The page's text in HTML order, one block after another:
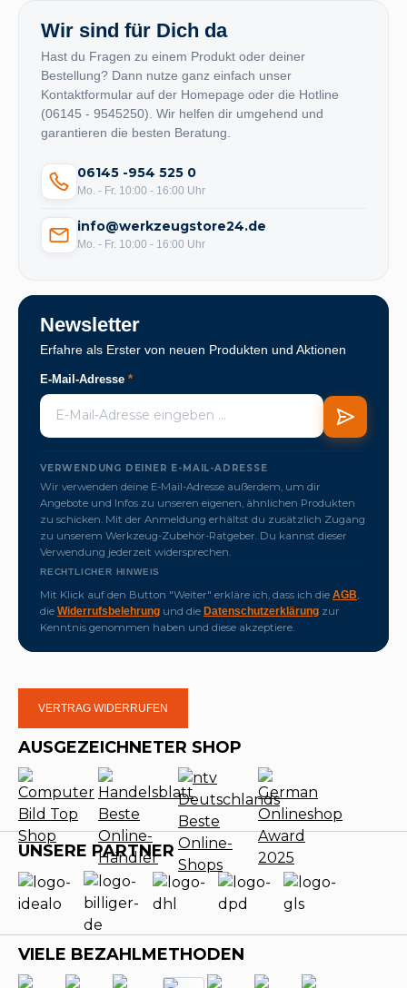
Wir sind für Dich da
Hast du Fragen zu einem Produkt oder deiner
Bestellung? Dann nutze ganz einfach unser
Kontaktformular auf der Homepage oder die Hotline
(06145 - 9545250). Wir helfen dir umgehend und
garantieren die besten Beratung.
06145 -954 525 0
Mo. - Fr. 10:00 - 16:00 Uhr
info@werkzeugstore24.de
Mo. - Fr. 10:00 - 16:00 Uhr
Newsletter
Erfahre als Erster von neuen Produkten und Aktionen
E-Mail-Adresse *
VERWENDUNG DEINER E-MAIL-ADRESSE
Wir verwenden deine E-Mail-Adresse außerdem, um dir
Angebote und Infos zu unseren eigenen, ähnlichen Produkten
zu schicken. Mit der Anmeldung erhältst du zusätzlich Zugang
zu unserem Werkzeug-Zubehör-Ratgeber. Du kannst dieser
Verwendung jederzeit widersprechen.
RECHTLICHER HINWEIS
Mit Klick auf den Button "Weiter" erkläre ich, dass ich die AGB
die Widerrufsbelehrung und die Datenschutzerklärung zur
Kenntnis genommen haben und diese akzeptiere.
VERTRAG WIDERRUFEN
AUSGEZEICHNETER SHOP
UNSERE PARTNER
VIELE BEZAHLMETHODEN